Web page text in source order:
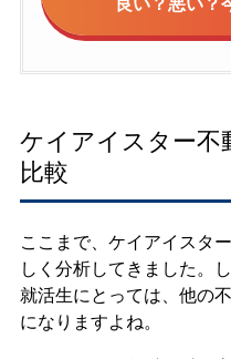
ケイアイスター不
比較
ここまで、ケイアイスタ
しく分析してきました。
就活生にとっては、他の
になりますよね。